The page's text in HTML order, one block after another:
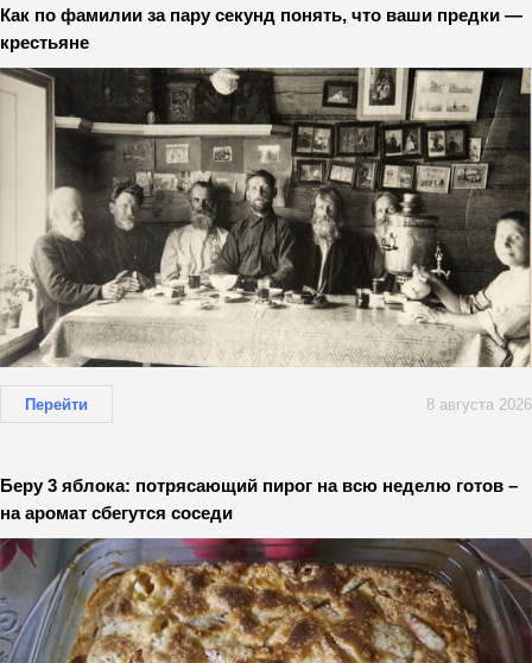
Как по фамилии за пару секунд понять, что ваши предки —
крестьяне
Перейти 8 августа 2026
Беру 3 яблока: потрясающий пирог на всю неделю готов –
на аромат сбегутся соседи